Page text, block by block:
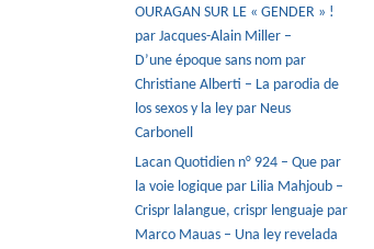
OURAGAN SUR LE « GENDER » !
par Jacques-Alain Miller –
D’une époque sans nom par
Christiane Alberti – La parodia de
los sexos y la ley par Neus
Carbonell
Lacan Quotidien n° 924 – Que par
la voie logique par Lilia Mahjoub –
Crispr lalangue, crispr lenguaje par
Marco Mauas – Una ley revelada